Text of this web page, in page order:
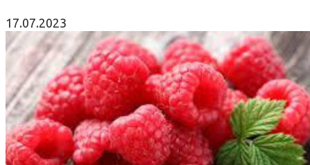
17.07.2023